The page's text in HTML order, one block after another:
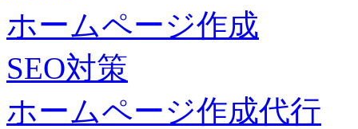
ホームページ作成
SEO対策
ホームページ作成代行